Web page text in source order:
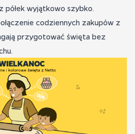
półek wyjątkowo szybko.
codziennych zakupów z
przygotować święta bez